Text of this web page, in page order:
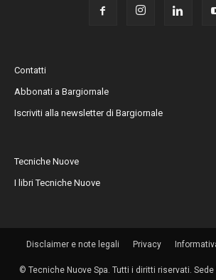
Contatti
Abbonati a Bargiornale
Iscriviti alla newsletter di Bargiornale
Tecniche Nuove
I libri Tecniche Nuove
Disclaimer e note legali Privacy
© Tecniche Nuove Spa. Tutti i diritti riservati.